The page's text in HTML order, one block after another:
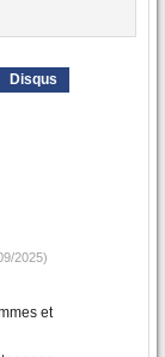
Disqus
2025)
et